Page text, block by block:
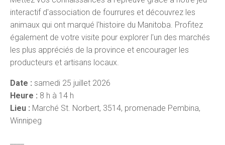
interactif d'association de fourrures et découvrez les
animaux qui ont marqué l'histoire du Manitoba. Profitez
également de votre visite pour explorer l'un des marchés
les plus appréciés de la province et encourager les
producteurs et artisans locaux.
Date : samedi 25 juillet 2026
Heure : 8 h à 14 h
Lieu : Marché St. Norbert, 3514, promenade Pembina,
Winnipeg